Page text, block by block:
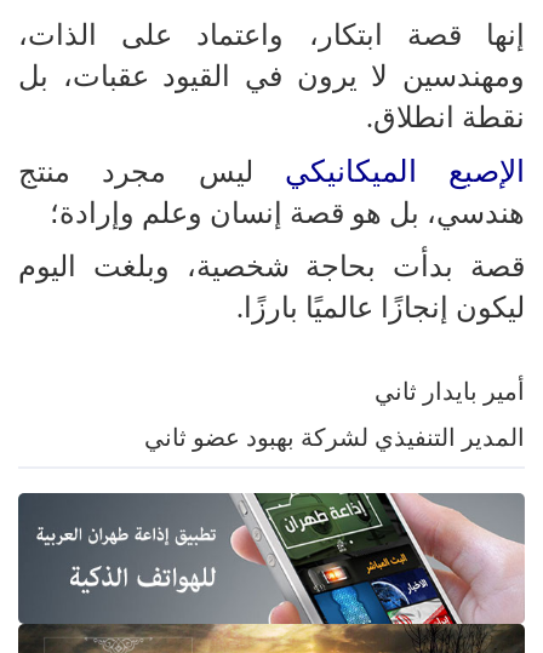
إنها قصة ابتكار، واعتماد على الذات،
ومهندسين لا يرون في القيود عقبات، بل
نقطة انطلاق.
الإصبع الميكانيكي ليس مجرد منتج
هندسي، بل هو قصة إنسان وعلم وإرادة؛
قصة بدأت بحاجة شخصية، وبلغت اليوم
ليكون إنجازًا عالميًا بارزًا.
أمير بايدار ثاني
المدير التنفيذي لشركة بهبود عضو ثاني